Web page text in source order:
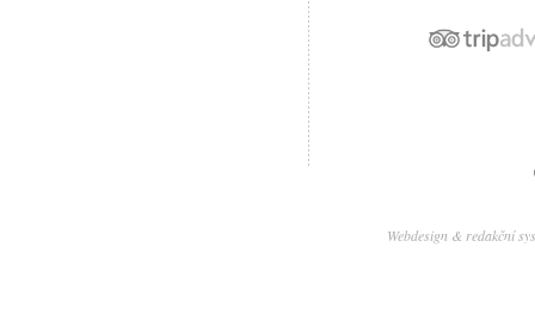
Webdesign & redakční